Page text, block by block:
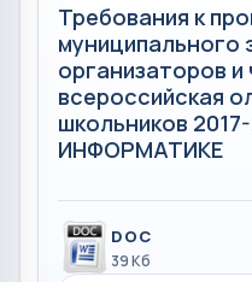
Требования к
муниципального
организаторов
всероссийская
школьников
ИНФОРМАТИКЕ
DOC
39 Кб